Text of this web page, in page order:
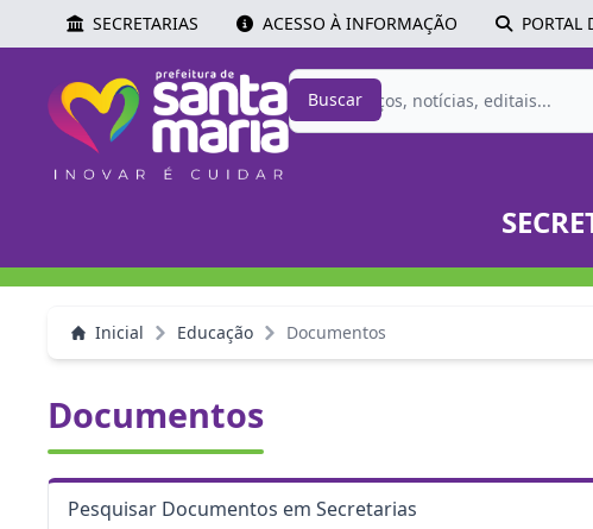
SECRETARIAS ACESSO À INFORMAÇÃO PORTAL
Buscar
Inicial Educação Documentos
Documentos
Pesquisar Documentos em Secretarias